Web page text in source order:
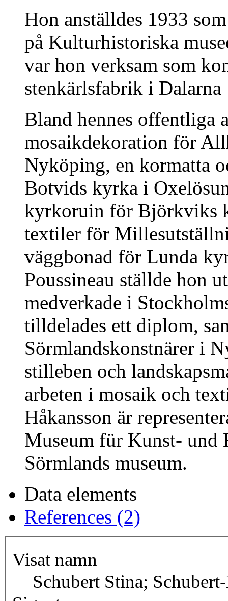
Hon anställdes 1933
på Kulturhistoriska
var hon verksam som
stenkärlsfabrik i Dalarna
Bland hennes offentliga
mosaikdekoration för
Nyköping, en kormatta
Botvids kyrka i
kyrkoruin för Björkviks
textiler för
väggbonad för Lunda
Poussineau ställde hon
medverkade i
tilldelades ett diplom,
Sörmlandskonstnärer i
stilleben och
arbeten i mosaik och
Håkansson är
Museum für Kunst- und
Sörmlands museum.
Data elements
References (2)
Visat namn
Schubert Stina;